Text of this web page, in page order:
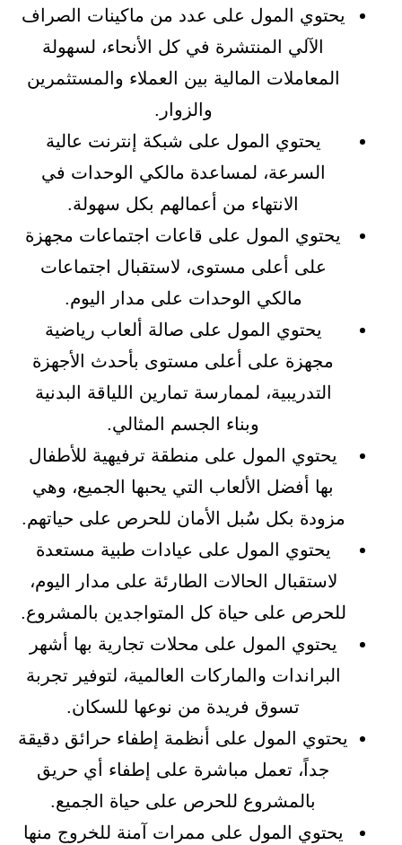
يحتوي المول على عدد من ماكينات الصراف
الآلي المنتشرة في كل الأنحاء، لسهولة
المعاملات المالية بين العملاء والمستثمرين
والزوار.
يحتوي المول على شبكة إنترنت عالية
السرعة، لمساعدة مالكي الوحدات في
الانتهاء من أعمالهم بكل سهولة.
يحتوي المول على قاعات اجتماعات مجهزة
على أعلى مستوى، لاستقبال اجتماعات
مالكي الوحدات على مدار اليوم.
يحتوي المول على صالة ألعاب رياضية
مجهزة على أعلى مستوى بأحدث الأجهزة
التدريبية، لممارسة تمارين اللياقة البدنية
وبناء الجسم المثالي.
يحتوي المول على منطقة ترفيهية للأطفال
بها أفضل الألعاب التي يحبها الجميع، وهي
مزودة بكل سُبل الأمان للحرص على حياتهم.
يحتوي المول على عيادات طبية مستعدة
لاستقبال الحالات الطارئة على مدار اليوم،
للحرص على حياة كل المتواجدين بالمشروع.
يحتوي المول على محلات تجارية بها أشهر
البراندات والماركات العالمية، لتوفير تجربة
تسوق فريدة من نوعها للسكان.
يحتوي المول على أنظمة إطفاء حرائق دقيقة
جداً، تعمل مباشرة على إطفاء أي حريق
بالمشروع للحرص على حياة الجميع.
يحتوي المول على ممرات آمنة للخروج منها